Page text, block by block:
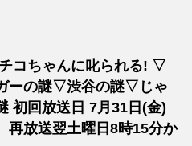
コちゃんに叱られる! ▽
ーの謎▽渋谷の謎▽じゃ
初回放送日 7月31日(金)
再放送翌土曜日8時15分か